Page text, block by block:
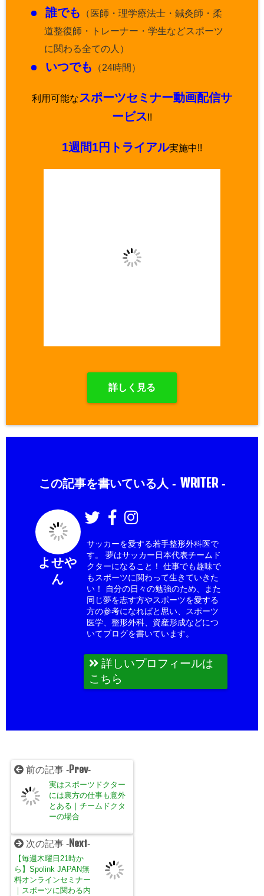
誰でも （医師・理学療法士・鍼灸師・柔
道整復師・トレーナー・学生などスポーツ
に関わる全ての人）
いつでも （24時間）
利用可能なスポーツセミナー動画配信サ
ービス!!
1週間1円トライアル実施中!!
詳しく見る
この記事を書いている人 - WRITER-
よせや
ん
サッカーを愛する若手整形外科医で
す。 夢はサッカー日本代表チームド
クターになること！ 仕事でも趣味で
もスポーツに関わって生きていきた
い！ 自分の日々の勉強のため、また
同じ夢を志す方やスポーツを愛する
方の参考になればと思い、スポーツ
医学、整形外科、資産形成などにつ
いてブログを書いています。
詳しいプロフィールは
こちら
前の記事 - Prev-
実はスポーツドクター
には裏方の仕事も意外
とある｜チームドクタ
ーの場合
次の記事 - Next-
【毎週木曜日21時か
ら】Spolink JAPAN無
料オンラインセミナー
｜スポーツに関わる内